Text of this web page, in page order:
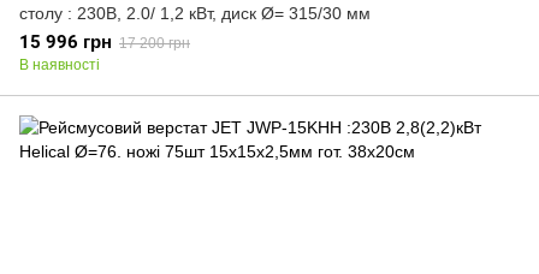
столу : 230В, 2.0/ 1,2 кВт, диск Ø= 315/30 мм
15 996 грн 17 200 грн
В наявності